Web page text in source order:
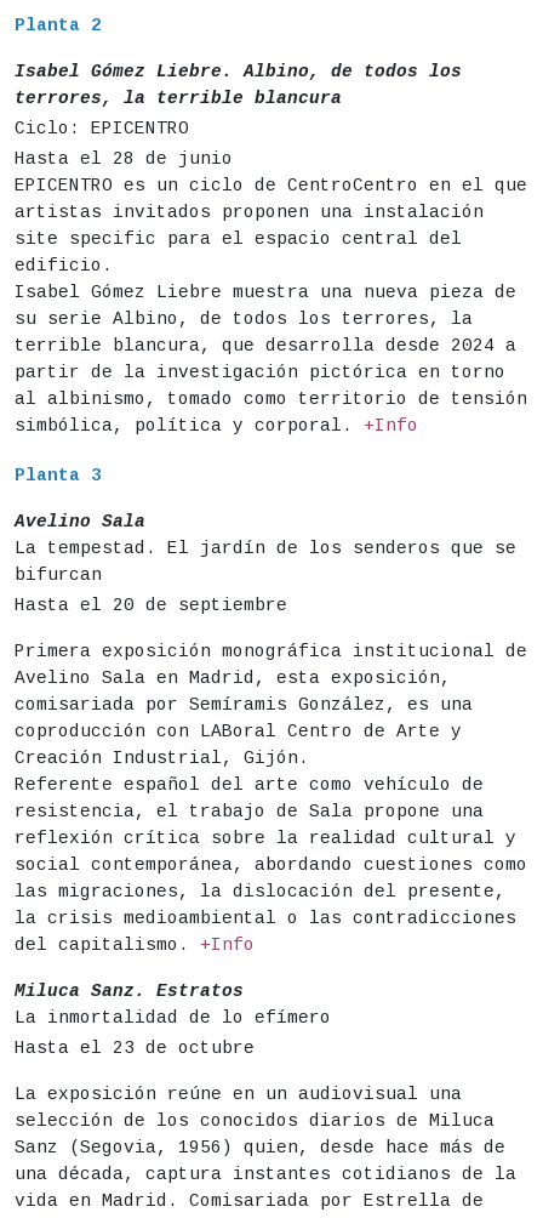
Planta 2
Isabel Gómez Liebre. Albino, de todos los
terrores, la terrible blancura
Ciclo: EPICENTRO
Hasta el 28 de junio
EPICENTRO es un ciclo de CentroCentro en el que
artistas invitados proponen una instalación
site specific para el espacio central del
edificio.
Isabel Gómez Liebre muestra una nueva pieza de
su serie Albino, de todos los terrores, la
terrible blancura, que desarrolla desde 2024 a
partir de la investigación pictórica en torno
al albinismo, tomado como territorio de tensión
simbólica, política y corporal. +Info
Planta 3
Avelino Sala
La tempestad. El jardín de los senderos que se
bifurcan
Hasta el 20 de septiembre
Primera exposición monográfica institucional de
Avelino Sala en Madrid, esta exposición,
comisariada por Semíramis González, es una
coproducción con LABoral Centro de Arte y
Creación Industrial, Gijón.
Referente español del arte como vehículo de
resistencia, el trabajo de Sala propone una
reflexión crítica sobre la realidad cultural y
social contemporánea, abordando cuestiones como
las migraciones, la dislocación del presente,
la crisis medioambiental o las contradicciones
del capitalismo. +Info
Miluca Sanz. Estratos
La inmortalidad de lo efímero
Hasta el 23 de octubre
La exposición reúne en un audiovisual una
selección de los conocidos diarios de Miluca
Sanz (Segovia, 1956) quien, desde hace más de
una década, captura instantes cotidianos de la
vida en Madrid. Comisariada por Estrella de